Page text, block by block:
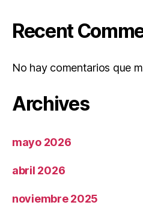
Recent
No hay comentarios que
Archives
mayo 2026
abril 2026
noviembre 2025